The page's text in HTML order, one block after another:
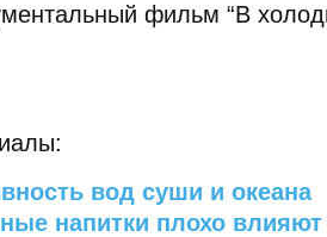
фильм “В
вод суши и океана
напитки плохо